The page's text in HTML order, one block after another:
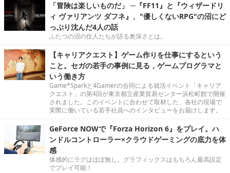
「冒険は楽しいものだ」 ─『FF11』と『ウィザードリ
ィ ヴァリアンツ ダフネ』、"優しくないRPG"の沼にど
っぷり沈んだ4人の話
ふたつの沼の住人たちが語る奥深さとは。
【キャリアクエスト】ゲーム作りを仕事にするという
こと。セガの若手の事例に見る，ゲームプログラマと
いう働き方
Game*Sparkと4Gamerの合同による就活イベント「キャリア
クエスト」の第4回が東京都立産業貿易センター浜松町館で開催
されました。このイベントに合わせて取材した、各社の現場で
実際に働いている若手社員へのインタビューをお届けします。
GeForce NOWで『Forza Horizon 6』をプレイ。ハ
ンドルコントローラー×クラウドゲーミングの底力を体
感
体感的にラグはほぼ無し。グラフィックスはもちろん最高設定
でプレイ可能！